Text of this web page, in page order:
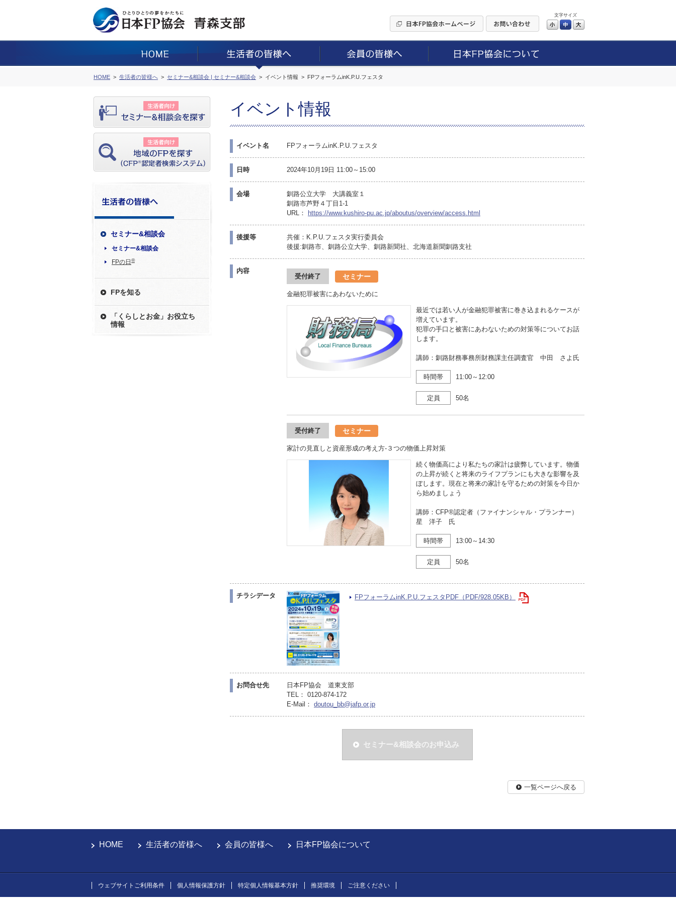
文字サイズ
小 中
HOME 生活者の皆様へ セミナー&相談会 | セミナー&相談会 イベント情報 FPフォーラムinK.P.U.フェスタ
セミナー&相談会
セミナー&相談会
FPの日 ®
FPを知る
「くらしとお金」お役立ち
情報
イベント情報
イベント名 FPフォーラムinK.P.U.フェスタ
日時 2024年10月19日 11:00～15:00
会場
釧路公立大学 大講義室１
釧路市芦野４丁目1-1
URL：
https://www.kushiro-pu.ac.jp/aboutus/overview/access.html
後援等
共催：K.P.U.フェスタ実行委員会
後援:釧路市、釧路公立大学、釧路新聞社、北海道新聞釧路支社
内容
受付終了 セミナー
金融犯罪被害にあわないために
最近では若い人が金融犯罪被害に巻き込まれるケースが
増えています。
犯罪の手口と被害にあわないための対策等についてお話
します。
講師：釧路財務事務所財務課主任調査官 中田 さよ氏
時間帯 11:00～12:00
定員 50名
受付終了 セミナー
家計の見直しと資産形成の考え方‐３つの物価上昇対策
続く物価高により私たちの家計は疲弊しています。物価
の上昇が続くと将来のライフプランにも大きな影響を及
ぼします。現在と将来の家計を守るための対策を今日か
ら始めましょう
講師：CFP®認定者（ファイナンシャル・プランナー）
星 洋子 氏
時間帯 13:00～14:30
定員 50名
チラシデータ FPフォーラムinK.P.U.フェスタPDF（PDF/928.05KB）
お問合せ先
日本FP協会 道東支部
TEL： 0120-874-172
E-Mail： doutou_bb@jafp.or.jp
セミナー&相談会のお申込み
一覧ページへ戻る
HOME 生活者の皆様へ 会員の皆様へ 日本FP協会について
ウェブサイトご利用条件 個人情報保護方針 特定個人情報基本方針 推奨環境 ご注意ください